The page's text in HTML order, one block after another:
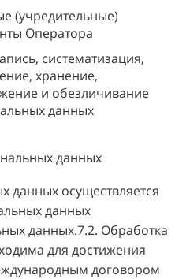
(учредительные)
Оператора
систематизация,
хранение,
и обезличивание
данных
данных
данных осуществляется
данных
данных.7.2. Обработка
для достижения
договором